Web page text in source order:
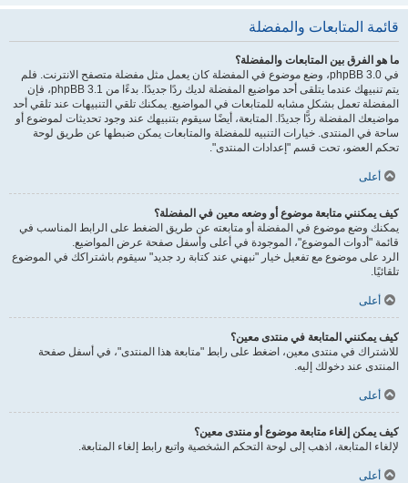
قائمة المتابعات والمفضلة
ما هو الفرق بين المتابعات والمفضلة؟
في phpBB 3.0، وضع موضوع في المفضلة كان يعمل مثل مفضلة متصفح الانترنت. فلم
يتم تنبيهك عندما يتلقى أحد مواضيع المفضلة لديك ردًا جديدًا. بدءًا من phpBB 3.1، فإن
المفضلة تعمل بشكل مشابه للمتابعات في المواضيع. يمكنك تلقي التنبيهات عند تلقي أحد
مواضيعك المفضلة ردًّا جديدًا. المتابعة، أيضًا سيقوم بتنبيهك عند وجود تحديثات لموضوع أو
ساحة في المنتدى. خيارات التنبيه للمفضلة والمتابعات يمكن ضبطها عن طريق لوحة
تحكم العضو، تحت قسم "إعدادات المنتدى".
أعلى
كيف يمكنني متابعة موضوع أو وضعه معين في المفضلة؟
يمكنك وضع موضوع في المفضلة أو متابعته عن طريق الضغط على الرابط المناسب في
قائمة "أدوات الموضوع"، الموجودة في أعلى وأسفل صفحة عرض المواضيع.
الرد على موضوع مع تفعيل خيار "نبهني عند كتابة رد جديد" سيقوم باشتراكك في الموضوع
تلقائيًا.
أعلى
كيف يمكنني المتابعة في منتدى معين؟
للاشتراك في منتدى معين، اضغط على رابط "متابعة هذا المنتدى"، في أسفل صفحة
المنتدى عند دخولك إليه.
أعلى
كيف يمكن إلغاء متابعة موضوع أو منتدى معين؟
لإلغاء المتابعة، اذهب إلى لوحة التحكم الشخصية واتبع رابط إلغاء المتابعة.
أعلى